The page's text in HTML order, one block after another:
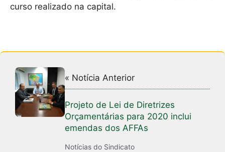
curso realizado na capital.
« Notícia Anterior
Projeto de Lei de Diretrizes
Orçamentárias para 2020 inclui
emendas dos AFFAs
Notícias do Sindicato